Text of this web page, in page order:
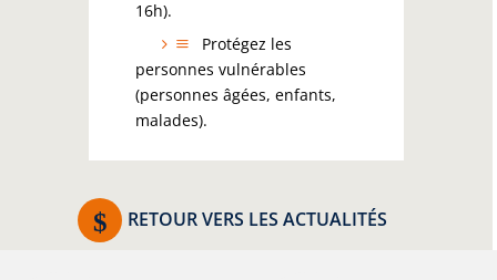
16h).
Protégez les
personnes vulnérables
(personnes âgées, enfants,
malades).
RETOUR VERS LES ACTUALITÉS